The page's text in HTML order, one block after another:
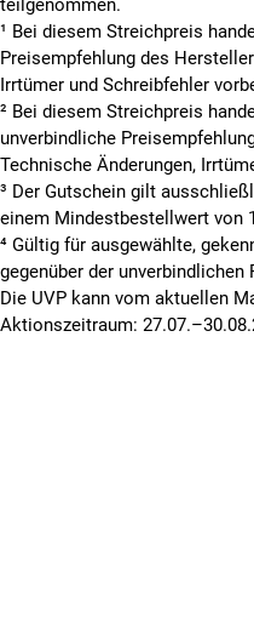
teilgenommen.
¹ Bei diesem Streichpreis
Preisempfehlung des
Irrtümer und Schreibfehler
² Bei diesem Streichpreis
unverbindliche
Technische Änderungen,
³ Der Gutschein gilt
einem Mindestbestellwert von
⁴ Gültig für ausgewählte,
gegenüber der
Die UVP kann vom aktuellen
Aktionszeitraum: